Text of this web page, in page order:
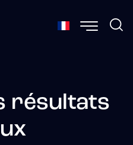
résultats